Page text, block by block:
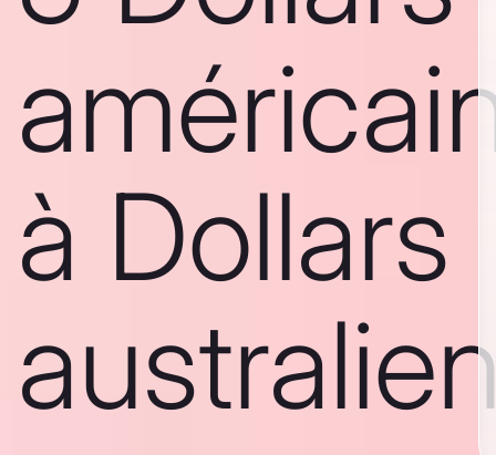
à Dollars